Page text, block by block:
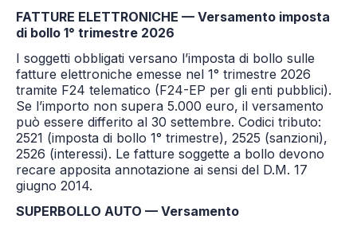
FATTURE ELETTRONICHE — Versamento imposta
di bollo 1° trimestre 2026
I soggetti obbligati versano l’imposta di bollo sulle
fatture elettroniche emesse nel 1° trimestre 2026
tramite F24 telematico (F24-EP per gli enti pubblici).
Se l’importo non supera 5.000 euro, il versamento
può essere differito al 30 settembre. Codici tributo:
2521 (imposta di bollo 1° trimestre), 2525 (sanzioni),
2526 (interessi). Le fatture soggette a bollo devono
recare apposita annotazione ai sensi del D.M. 17
giugno 2014.
SUPERBOLLO AUTO — Versamento